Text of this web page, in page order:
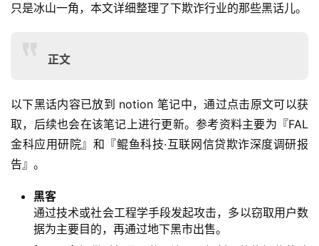
只是冰山一角，本文详细整理了下欺诈行业的那些黑话儿。
正文
以下黑话内容已放到 notion 笔记中，通过点击原文可以获
取，后续也会在该笔记上进行更新。参考资料主要为『FAL
金科应用研院』和『鲲鱼科技·互联网信贷欺诈深度调研报
告』。
黑客
通过技术或社会工程学手段发起攻击，多以窃取用户数
据为主要目的，再通过地下黑市出售。